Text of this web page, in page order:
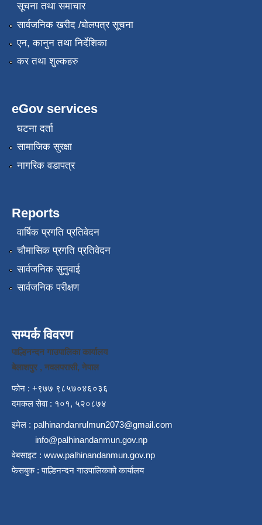
सूचना तथा समाचार
सार्वजनिक खरीद /बोलपत्र सूचना
एन, कानुन तथा निर्देशिका
कर तथा शुल्कहरु
eGov services
घटना दर्ता
सामाजिक सुरक्षा
नागरिक वडापत्र
Reports
वार्षिक प्रगति प्रतिवेदन
चौमासिक प्रगति प्रतिवेदन
सार्वजनिक सुनुवाई
सार्वजनिक परीक्षण
सम्पर्क विवरण
पाल्हिनन्दन गाउपालिका कार्यालय
बेलाशपुर , नवलपरासी, नेपाल
फोन : +९७७ ९८५७०४६०३६
दमकल सेवा : १०१, ५२०८७४
इमेल : palhinandanrulmun2073@gmail.com
info@palhinandanmun.gov.np
वेबसाइट : www.palhinandanmun.gov.np
फेसबुक :पाल्हिनन्दन गाउपालिकको कार्यालय